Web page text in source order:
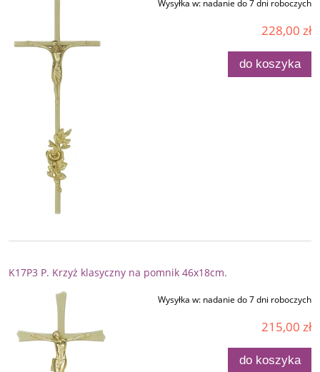
Wysyłka w: nadanie do 7 dni roboczych
228,00 zł
do koszyka
K17P3 P. Krzyż klasyczny na pomnik 46x18cm.
Wysyłka w: nadanie do 7 dni roboczych
215,00 zł
do koszyka